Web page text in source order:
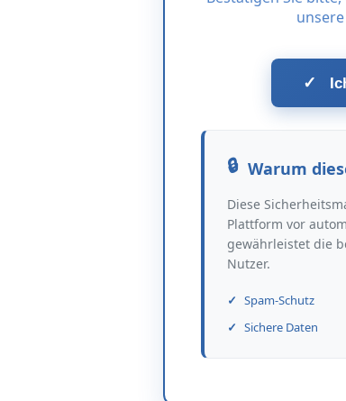
✓
Warum
Diese
Plattform vor
gewährleistet die
Nutzer.
Spam-Schutz
Sichere Daten